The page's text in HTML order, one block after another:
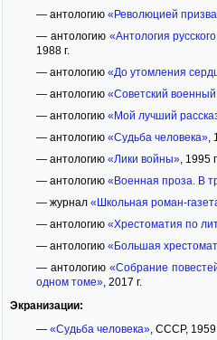
— антологию «Революцией
— антологию «Антология
1988 г.
— антологию «До утомления
— антологию «Советский военный
— антологию «Мой лучший
— антологию «Судьба человека»,
— антологию «Лики войны», 1995 г.
— антологию «Военная проза. В
— журнал «Школьная роман-
— антологию «Хрестоматия по
— антологию «Большая
— антологию «Собрание
одном томе», 2017 г.
Экранизации:
— «Судьба человека», СССР, 1959